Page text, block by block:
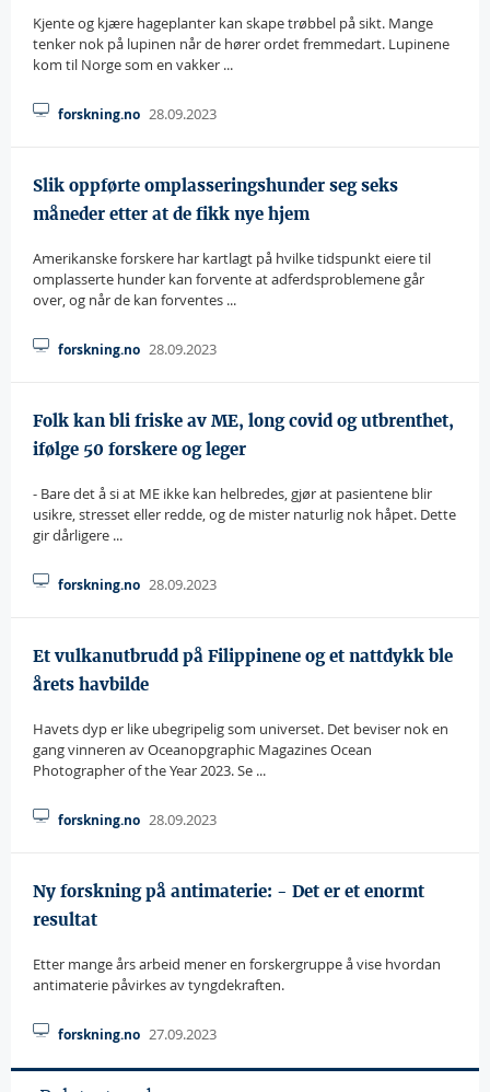
Kjente og kjære hageplanter kan skape trøbbel på sikt. Mange
tenker nok på lupinen når de hører ordet fremmedart. Lupinene
kom til Norge som en vakker ...
forskning.no 28.09.2023
Slik oppførte omplasseringshunder seg seks
måneder etter at de fikk nye hjem
Amerikanske forskere har kartlagt på hvilke tidspunkt eiere til
omplasserte hunder kan forvente at adferdsproblemene går
over, og når de kan forventes ...
forskning.no 28.09.2023
Folk kan bli friske av ME, long covid og utbrenthet,
ifølge 50 forskere og leger
- Bare det å si at ME ikke kan helbredes, gjør at pasientene blir
usikre, stresset eller redde, og de mister naturlig nok håpet. Dette
gir dårligere ...
forskning.no 28.09.2023
Et vulkanutbrudd på Filippinene og et nattdykk ble
årets havbilde
Havets dyp er like ubegripelig som universet. Det beviser nok en
gang vinneren av Oceanopgraphic Magazines Ocean
Photographer of the Year 2023. Se ...
forskning.no 28.09.2023
Ny forskning på antimaterie: - Det er et enormt
resultat
Etter mange års arbeid mener en forskergruppe å vise hvordan
antimaterie påvirkes av tyngdekraften.
forskning.no 27.09.2023